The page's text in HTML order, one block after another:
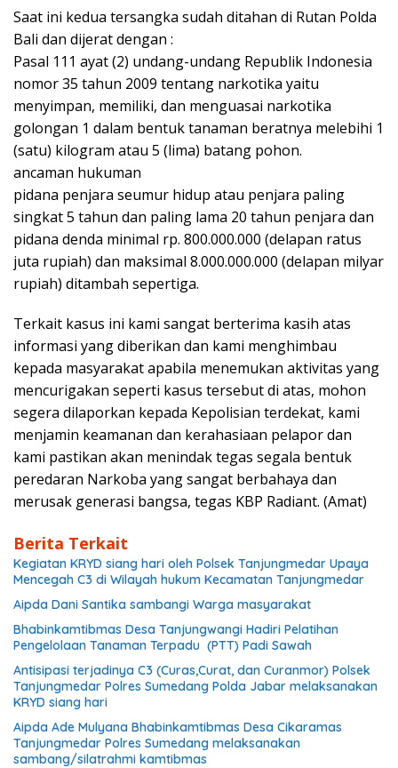
Saat ini kedua tersangka sudah ditahan di Rutan Polda
Bali dan dijerat dengan :
Pasal 111 ayat (2) undang-undang Republik Indonesia
nomor 35 tahun 2009 tentang narkotika yaitu
menyimpan, memiliki, dan menguasai narkotika
golongan 1 dalam bentuk tanaman beratnya melebihi 1
(satu) kilogram atau 5 (lima) batang pohon.
ancaman hukuman
pidana penjara seumur hidup atau penjara paling
singkat 5 tahun dan paling lama 20 tahun penjara dan
pidana denda minimal rp. 800.000.000 (delapan ratus
juta rupiah) dan maksimal 8.000.000.000 (delapan milyar
rupiah) ditambah sepertiga.
Terkait kasus ini kami sangat berterima kasih atas
informasi yang diberikan dan kami menghimbau
kepada masyarakat apabila menemukan aktivitas yang
mencurigakan seperti kasus tersebut di atas, mohon
segera dilaporkan kepada Kepolisian terdekat, kami
menjamin keamanan dan kerahasiaan pelapor dan
kami pastikan akan menindak tegas segala bentuk
peredaran Narkoba yang sangat berbahaya dan
merusak generasi bangsa, tegas KBP Radiant. (Amat)
Berita Terkait
Kegiatan KRYD siang hari oleh Polsek Tanjungmedar Upaya
Mencegah C3 di Wilayah hukum Kecamatan Tanjungmedar
Aipda Dani Santika sambangi Warga masyarakat
Bhabinkamtibmas Desa Tanjungwangi Hadiri Pelatihan
Pengelolaan Tanaman Terpadu (PTT) Padi Sawah
Antisipasi terjadinya C3 (Curas,Curat, dan Curanmor) Polsek
Tanjungmedar Polres Sumedang Polda Jabar melaksanakan
KRYD siang hari
Aipda Ade Mulyana Bhabinkamtibmas Desa Cikaramas
Tanjungmedar Polres Sumedang melaksanakan
sambang/silatrahmi kamtibmas